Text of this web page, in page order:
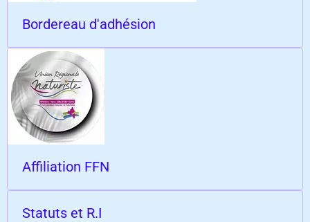
Bordereau d'adhésion
Affiliation FFN
Statuts et R.I